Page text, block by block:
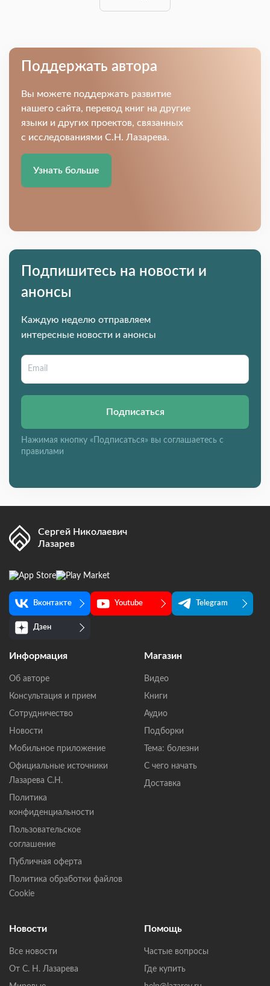
Поддержать автора
Вы можете поддержать развитие
нашего сайта, перевод книг на другие
языки и других проектов, связанных
с исследованиями С.Н. Лазарева.
Узнать больше
Подпишитесь на новости и
анонсы
Каждую неделю отправляем
интересные новости и анонсы
Подписаться
Нажимая кнопку «Подписаться» вы соглашаетесь с
правилами
Сергей Николаевич
Лазарев
Вконтакте Youtube Telegram
Дзен
Информация
Об авторе
Консультация и прием
Сотрудничество
Новости
Мобильное приложение
Официальные источники
Лазарева С.Н.
Политика
конфиденциальности
Пользовательское
соглашение
Публичная оферта
Политика обработки файлов
Cookie
Магазин
Видео
Книги
Аудио
Подборки
Тема: болезни
С чего начать
Доставка
Новости
Все новости
От С. Н. Лазарева
Помощь
Частые вопросы
Где купить